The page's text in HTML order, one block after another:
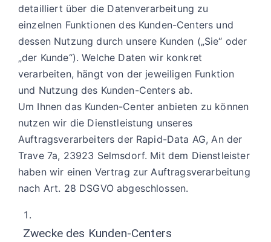
detailliert über die Datenverarbeitung zu
einzelnen Funktionen des Kunden-Centers und
dessen Nutzung durch unsere Kunden („Sie“ oder
„der Kunde“). Welche Daten wir konkret
verarbeiten, hängt von der jeweiligen Funktion
und Nutzung des Kunden-Centers ab.
Um Ihnen das Kunden-Center anbieten zu können
nutzen wir die Dienstleistung unseres
Auftragsverarbeiters der Rapid-Data AG, An der
Trave 7a, 23923 Selmsdorf. Mit dem Dienstleister
haben wir einen Vertrag zur Auftragsverarbeitung
nach Art. 28 DSGVO abgeschlossen.
Zwecke des Kunden-Centers